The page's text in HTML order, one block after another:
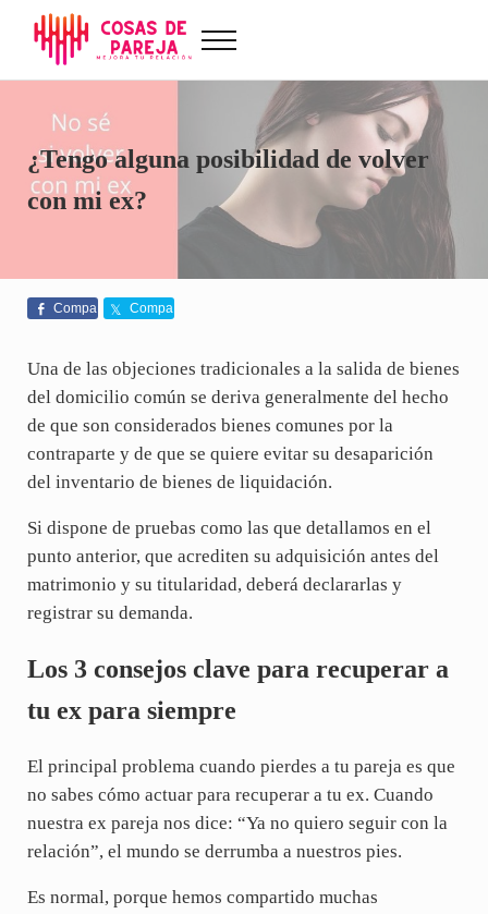
Saltar al contenido principal
Skip to after header navigation
Skip to site footer
Cosas de Pareja
Problemas de pareja, sexualidad, tests de amor...
Menu
¿Tengo alguna posibilidad de volver
con mi ex?
Compa
Compa
Una de las objeciones tradicionales a la salida de bienes
del domicilio común se deriva generalmente del hecho
de que son considerados bienes comunes por la
contraparte y de que se quiere evitar su desaparición
del inventario de bienes de liquidación.
Si dispone de pruebas como las que detallamos en el
punto anterior, que acrediten su adquisición antes del
matrimonio y su titularidad, deberá declararlas y
registrar su demanda.
Los 3 consejos clave para recuperar a
tu ex para siempre
El principal problema cuando pierdes a tu pareja es que
no sabes cómo actuar para recuperar a tu ex. Cuando
nuestra ex pareja nos dice: “Ya no quiero seguir con la
relación”, el mundo se derrumba a nuestros pies.
Es normal, porque hemos compartido muchas